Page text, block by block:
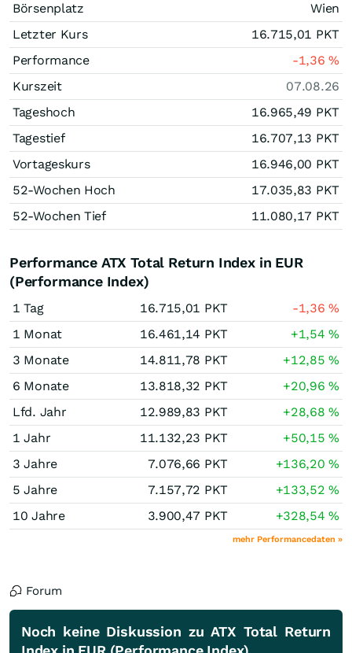
Börsenplatz
Wien
Letzter Kurs
16.715,01 PKT
Performance
-1,36%
Kurszeit
07.08.26
Tageshoch
16.965,49 PKT
Tagestief
16.707,13 PKT
Vortageskurs
16.946,00 PKT
52-Wochen Hoch
17.035,83 PKT
52-Wochen Tief
11.080,17 PKT
Performance ATX Total Return Index in EUR
(Performance Index)
1 Tag 16.715,01 PKT -1,36%
1 Monat
16.461,14 PKT +1,54%
3 Monate
14.811,78 PKT +12,85%
6 Monate
13.818,32 PKT +20,96%
Lfd. Jahr
12.989,83 PKT +28,68%
1 Jahr
11.132,23 PKT +50,15%
3 Jahre
7.076,66 PKT +136,20%
5 Jahre
7.157,72 PKT +133,52%
10 Jahre
3.900,47 PKT +328,54%
mehr Performancedaten »
Forum
Noch keine Diskussion zu ATX Total Return